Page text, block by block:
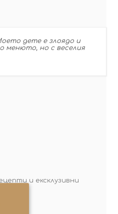
дете е злоядо и
менюто, но с веселия
и ексклузивни